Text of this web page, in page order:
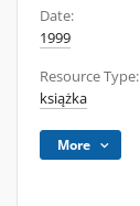
Date:
1999
Resource Type:
książka
More